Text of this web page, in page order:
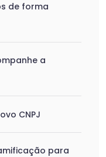
de forma
a
CNPJ
para